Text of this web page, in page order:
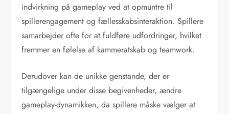
indvirkning på gameplay ved at opmuntre til
spillerengagement og fællesskabsinteraktion. Spillere
samarbejder ofte for at fuldføre udfordringer, hvilket
fremmer en følelse af kammeratskab og teamwork.
Derudover kan de unikke genstande, der er
tilgængelige under disse begivenheder, ændre
gameplay-dynamikken, da spillere måske vælger at